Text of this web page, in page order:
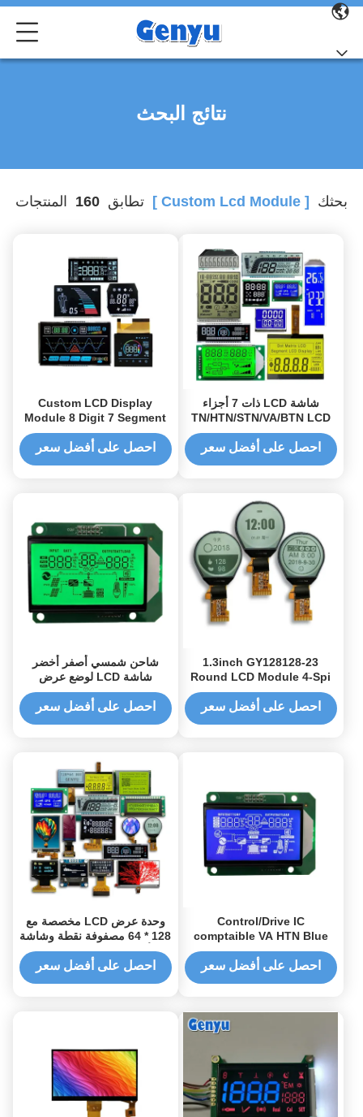
نتائج البحث
بحثك [ Custom Lcd Module ] تطابق 160 المنتجات
شاشة LCD ذات 7 أجزاء
TN/HTN/STN/VA/BTN LCD
شاشة LCD مخصصة مع IC
قيادة HT1621 وموصل
احصل على أفضل سعر
Custom LCD Display
Module 8 Digit 7 Segment
Display with Black
Background LCD Size TN
VA Black Monochrome LCD
احصل على أفضل سعر
1.3inch GY128128-23
Round LCD Module 4-Spi
FSTN Custom
Monochrome Dot Matrix
احصل على أفضل سعر
شاحن شمسي أصفر أخضر
شاشة LCD لوضع عرض
العاكس 1/3 تحيز وحدة LCD
صغيرة بـ 7 أجزاء ضمن 50 درجةاحصل على أفضل سعر
Control/Drive IC
comptaible VA HTN Blue
Green Backlight COB
Segment LCD Module for
Customized UPS Inverter
احصل على أفضل سعر
وحدة عرض LCD مخصصة مع
128 * 64 مصفوفة نقطة وشاشة
7 أقسام للتطبيقات الصناعية
احصل على أفضل سعر